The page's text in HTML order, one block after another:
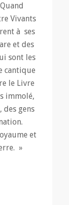
Vivants
à ses
et des
sont les
cantique
le Livre
immolé,
des gens
et
»